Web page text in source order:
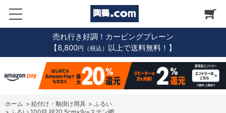
売れ行き好調！カービングプレーン
【8,800円（税込） 以上で送料無料！】
ホーム > 絵付け・釉掛け用具 > ふるい